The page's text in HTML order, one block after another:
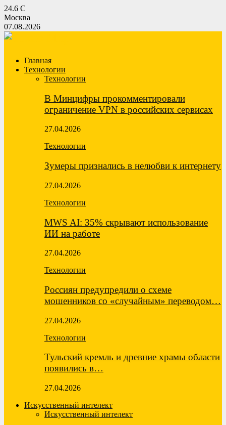
24.6 C
Москва
07.08.2026
Главная
Технологии
Технологии
В Минцифры прокомментировали
ограничение VPN в российских сервисах
27.04.2026
Технологии
Зумеры признались в нелюбви к интернету
27.04.2026
Технологии
MWS AI: 35% скрывают использование
ИИ на работе
27.04.2026
Технологии
Россиян предупредили о схеме
мошенников со «случайным» переводом…
27.04.2026
Технологии
Тульский кремль и древние храмы области
появились в…
27.04.2026
Искусственный интелект
Искусственный интелект